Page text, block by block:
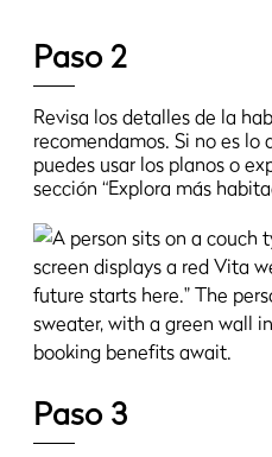
Paso 2
Revisa los detalles de la
recomendamos. Si no es lo
puedes usar los planos o
sección “Explora más
Paso 3